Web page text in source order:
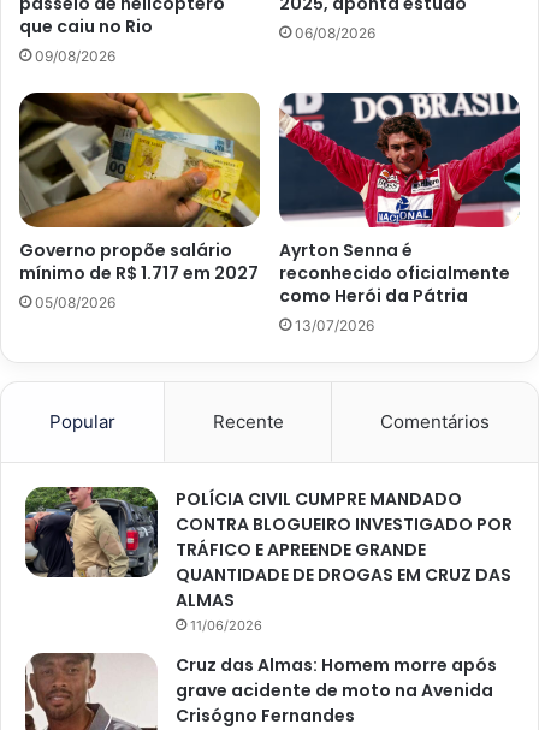
que caiu no Rio
09/08/2026
06/08/2026
Governo propõe salário
mínimo de R$ 1.717 em 2027
05/08/2026
Ayrton Senna é
reconhecido oficialmente
como Herói da Pátria
13/07/2026
Popular Recente Comentários
POLÍCIA CIVIL CUMPRE MANDADO
CONTRA BLOGUEIRO INVESTIGADO POR
TRÁFICO E APREENDE GRANDE
QUANTIDADE DE DROGAS EM CRUZ DAS
ALMAS
11/06/2026
Cruz das Almas: Homem morre após
grave acidente de moto na Avenida
Crisógno Fernandes